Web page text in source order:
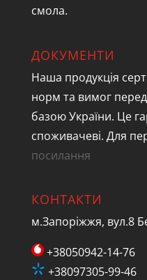
смола.
ДОКУМЕНТИ
Наша продукція
норм та вимог
базою України. Це
споживачеві. Для
посилання
КОНТАКТИ
м.Запоріжжя, вул.8
+38050942-14-76
+38097305-99-46